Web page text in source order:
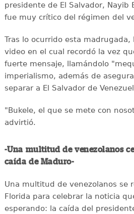
presidente de El Salvador, Nayib
fue muy crítico del régimen del
Tras lo ocurrido esta madrugada,
video en el cual recordó la vez
fuerte mensaje, llamándolo
imperialismo, además de
separar a El Salvador de
"Bukele, el que se mete con
advirtió.
-Una multitud de venezolanos
caída de Maduro-
Una multitud de venezolanos se
Florida para celebrar la noticia
esperando: la caída del